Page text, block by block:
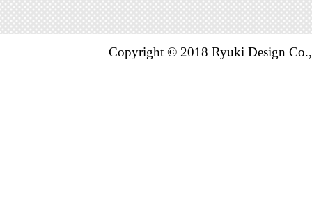
Copyright © 2018 Ryuki Design